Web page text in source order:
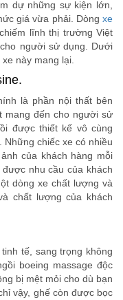
dự những sự kiện lớn,
giá vừa phải. Dòng xe
lĩnh thị trường Việt
người sử dụng. Dưới
này mang lại.
là phần nội thất bên
mang đến cho người sử
được thiết kế vô cùng
Những chiếc xe có nhiều
của khách hàng mỗi
nhu cầu của khách
dòng xe chất lượng và
chất lượng của khách
tế, sang trọng không
boeing massage độc
bị mệt mỏi cho dù bạn
vậy, ghế còn được bọc